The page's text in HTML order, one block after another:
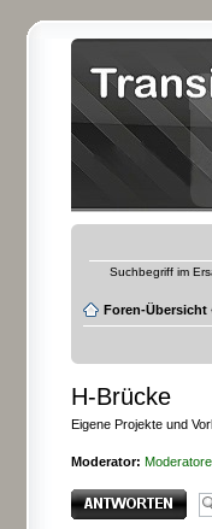
Suchbegriff im
Foren-Übersicht
H-Brücke
Eigene Projekte und
Moderator:
Antwort erstellen